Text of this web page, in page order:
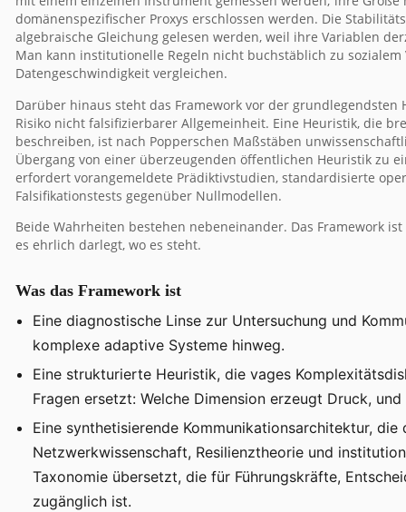
domänenspezifischer Proxys erschlossen werden. Die
algebraische Gleichung gelesen werden, weil ihre Variablen
Man kann institutionelle Regeln nicht buchstäblich zu
Datengeschwindigkeit vergleichen.
Darüber hinaus steht das Framework vor der
Risiko nicht falsifizierbarer Allgemeinheit. Eine Heuristik, die
beschreiben, ist nach Popperschen Maßstäben
Übergang von einer überzeugenden öffentlichen Heuristik zu
erfordert vorangemeldete Prädiktivstudien, standardisierte
Falsifikationstests gegenüber Nullmodellen.
Beide Wahrheiten bestehen nebeneinander. Das Framework
es ehrlich darlegt, wo es steht.
Was das Framework ist
Eine diagnostische Linse zur Untersuchung und
komplexe adaptive Systeme hinweg.
Eine strukturierte Heuristik, die vages
Fragen ersetzt: Welche Dimension erzeugt Druck,
Eine synthetisierende Kommunikationsarchitektur,
Netzwerkwissenschaft, Resilienztheorie und
Taxonomie übersetzt, die für Führungskräfte,
zugänglich ist.